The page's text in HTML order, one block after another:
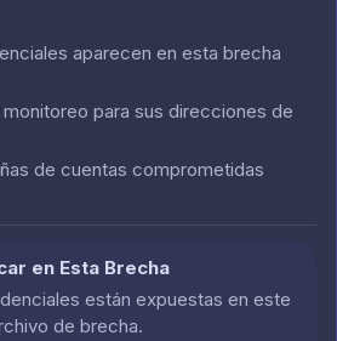
aparecen en esta brecha
para sus direcciones de
de cuentas comprometidas
en Esta Brecha
están expuestas en este
de brecha.